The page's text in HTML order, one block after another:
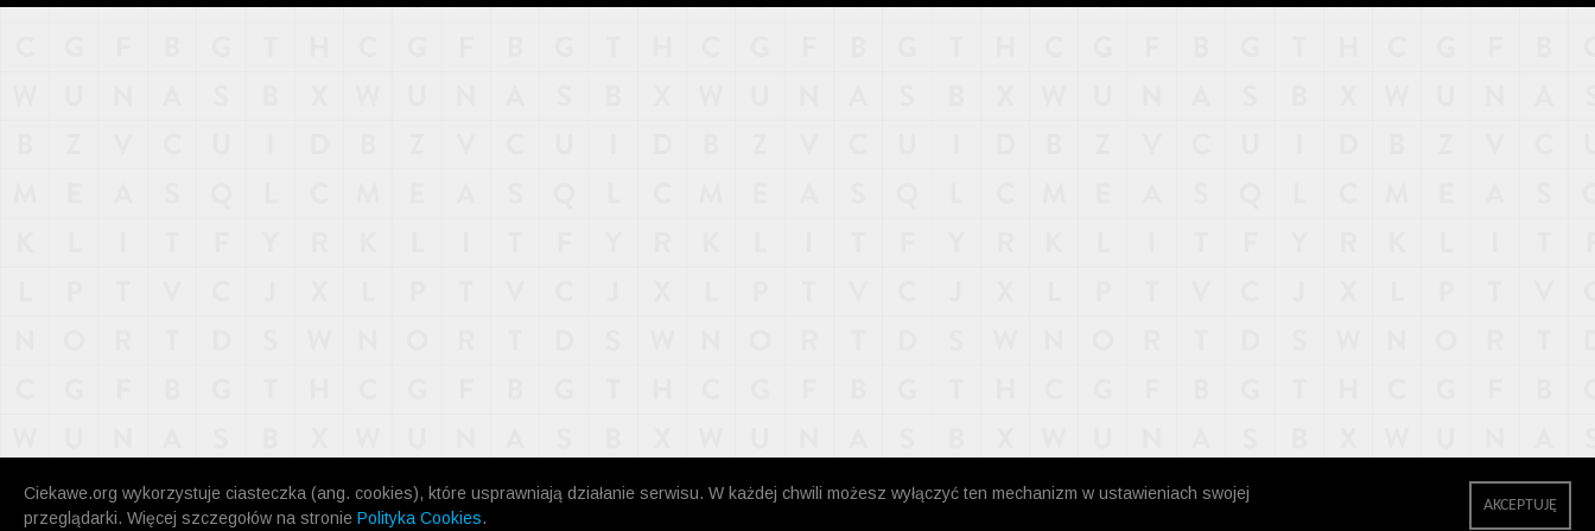
Ciekawe.org wykorzystuje ciasteczka (ang. cookies), które usprawniają działanie serwisu. W każdej chwili możesz wyłączyć ten mechanizm w ustawieniach swojej
przeglądarki. Więcej szczegołów na stronie Polityka Cookies.
AKCEPTUJĘ
KONTAKT